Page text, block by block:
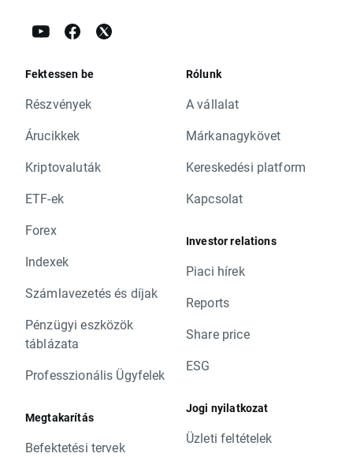
Fektessen be
Részvények
Árucikkek
Kriptovaluták
ETF-ek
Forex
Indexek
Számlavezetés és díjak
Pénzügyi eszközök
táblázata
Professzionális Ügyfelek
Megtakarítás
Befektetési tervek
Rólunk
A vállalat
Márkanagykövet
Kereskedési platform
Kapcsolat
Investor relations
Piaci hírek
Reports
Share price
ESG
Jogi nyilatkozat
Üzleti feltételek